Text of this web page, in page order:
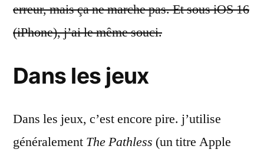
erreur, mais ça ne marche pas. Et sous iOS 16
(iPhone), j’ai le même souci.
Dans les jeux
Dans les jeux, c’est encore pire. j’utilise
généralement The Pathless (un titre Apple